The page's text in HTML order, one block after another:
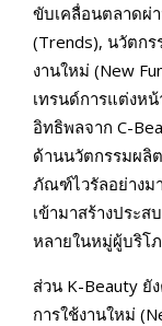
ขับเคลื่อนตลาดผ่
(Trends), นวัตก
งานใหม่ (New
เทรนด์การแต่งห
อิทธิพลจาก C-
ด้านนวัตกรรมผลิ
ภัณฑ์ไวรัลอย่างม
เข้ามาสร้างประ
หลายในหมู่ผู้บริโ
ส่วน K-Beauty ยั
การใช้งานใหม่